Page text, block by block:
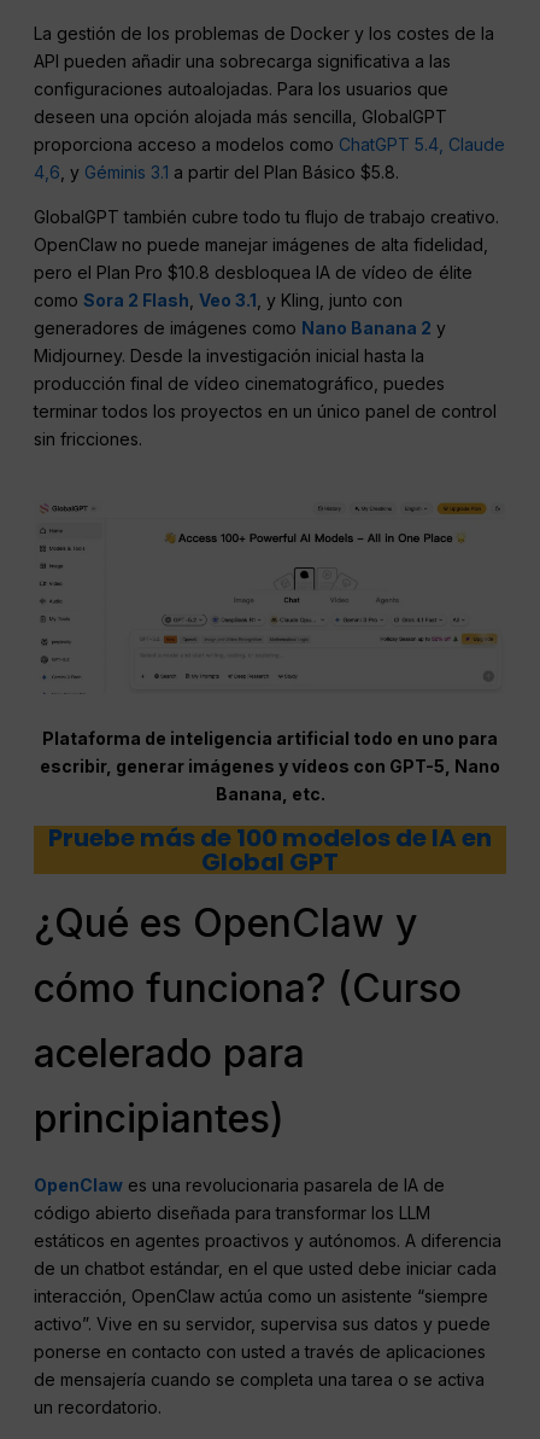
La gestión de los problemas de Docker y los costes de la
API pueden añadir una sobrecarga significativa a las
configuraciones autoalojadas. Para los usuarios que
deseen una opción alojada más sencilla, GlobalGPT
proporciona acceso a modelos como ChatGPT 5.4, Claude
4,6 , y Géminis 3.1 a partir del Plan Básico $5.8.
GlobalGPT también cubre todo tu flujo de trabajo creativo.
OpenClaw no puede manejar imágenes de alta fidelidad,
pero el Plan Pro $10.8 desbloquea IA de vídeo de élite
comoSora 2 Flash ,Veo 3.1 , y Kling, junto con
generadores de imágenes como Nano Banana 2 y
Midjourney. Desde la investigación inicial hasta la
producción final de vídeo cinematográfico, puedes
terminar todos los proyectos en un único panel de control
sin fricciones.
Plataforma de inteligencia artificial todo en uno para
escribir, generar imágenes y vídeos con GPT-5, Nano
Banana, etc.
Pruebe más de 100 modelos de IA en
Global GPT
¿Qué es OpenClaw y
cómo funciona? (Curso
acelerado para
principiantes)
OpenClaw es una revolucionaria pasarela de IA de
código abierto diseñada para transformar los LLM
estáticos en agentes proactivos y autónomos. A diferencia
de un chatbot estándar, en el que usted debe iniciar cada
interacción, OpenClaw actúa como un asistente “siempre
activo”. Vive en su servidor, supervisa sus datos y puede
ponerse en contacto con usted a través de aplicaciones
de mensajería cuando se completa una tarea o se activa
un recordatorio.